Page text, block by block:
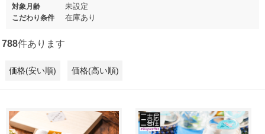
対象月齢 未設定
こだわり条件 在庫あり
788件あります
価格(安い順) 価格(高い順)